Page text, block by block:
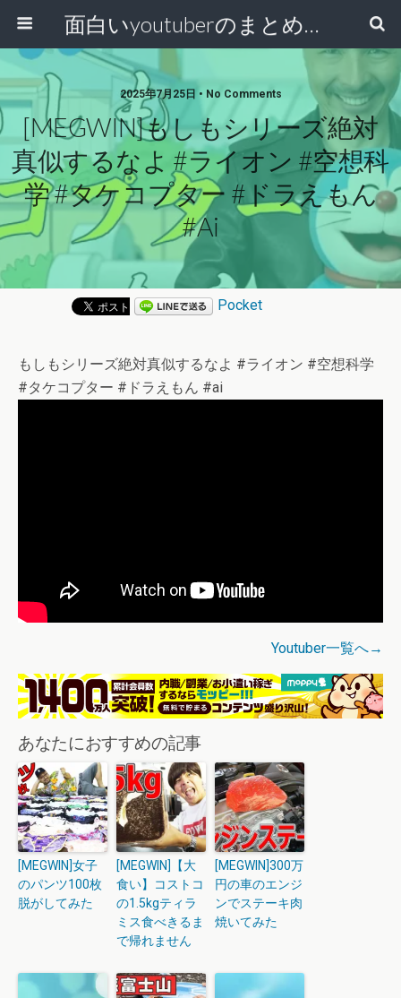
面白いyoutuberのまとめ動画
2025年7月25日 • No Comments
[MEGWIN]もしもシリーズ絶対
真似するなよ #ライオン #空想科
学 #タケコプター #ドラえもん
#ai
Pocket
もしもシリーズ絶対真似するなよ #ライオン #空想科学
#タケコプター #ドラえもん #ai
Youtuber一覧へ→
あなたにおすすめの記事
[MEGWIN]女子
のパンツ100枚
脱がしてみた
[MEGWIN]【大
食い】コストコ
の1.5kgティラ
ミス食べきるま
で帰れません
[MEGWIN]300万
円の車のエンジ
ンでステーキ肉
焼いてみた